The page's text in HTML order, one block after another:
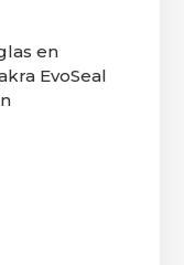
en
EvoSeal